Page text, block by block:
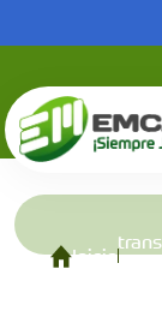
Saltar al
Tablas de
Inicio
a-la-